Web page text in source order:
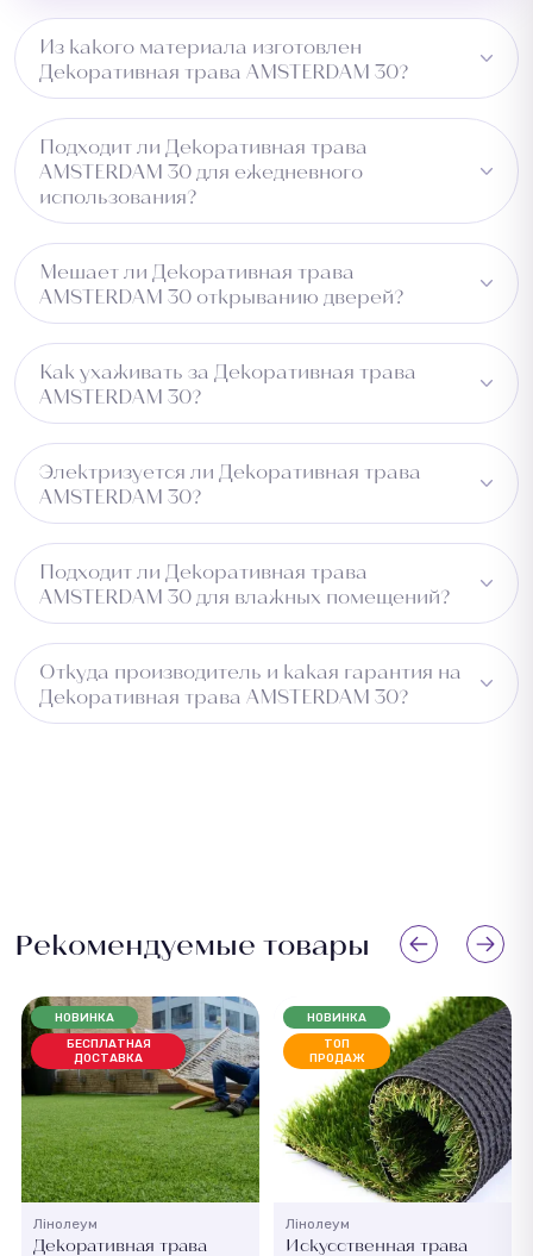
Из какого материала изготовлен
Декоративная трава AMSTERDAM 30?
Изготовлено из 65% PE + 35% PP, основа — латекс. Это
обеспечивает удержание пыли и влаги и
долговечность изделия.
Подходит ли Декоративная трава
AMSTERDAM 30 для ежедневного
использования?
обеспечивают устойчивость к износу при регулярном
использовании.
Мешает ли Декоративная трава
AMSTERDAM 30 открыванию дверей?
установкой.
Как ухаживать за Декоративная трава
AMSTERDAM 30?
не впитывает влагу и легко чистится.
Электризуется ли Декоративная трава
AMSTERDAM 30?
пыль.
Подходит ли Декоративная трава
AMSTERDAM 30 для влажных помещений?
влажных зон рекомендуем уточнить у менеджера.
Откуда производитель и какая гарантия на
Декоративная трава AMSTERDAM 30?
Рекомендуемые товары
НОВИНКА
БЕСПЛАТНАЯ
ДОСТАВКА
Лінолеум
Декоративная трава
НОВИНКА
ТОП
ПРОДАЖ
Лінолеум
Искусственная трава